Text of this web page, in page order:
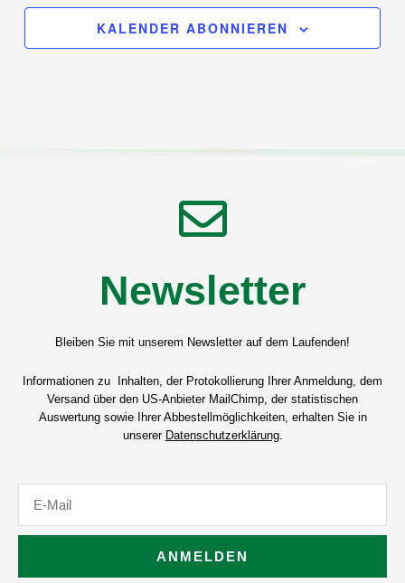
KALENDER ABONNIEREN
Newsletter
Bleiben Sie mit unserem Newsletter auf dem Laufenden!
Informationen zu Inhalten, der Protokollierung Ihrer Anmeldung, dem
Versand über den US-Anbieter MailChimp, der statistischen
Auswertung sowie Ihrer Abbestellmöglichkeiten, erhalten Sie in
unserer Datenschutzerklärung.
Mail
ANMELDEN